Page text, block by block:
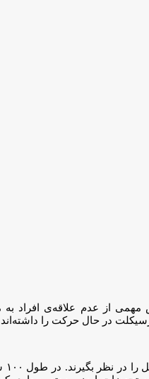
از عدم علاقه‌ی افراد به
در حال حرکت را